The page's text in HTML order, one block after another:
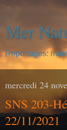
Mer
Reportages:
mercredi 24
SNS 203-
22/11/2021